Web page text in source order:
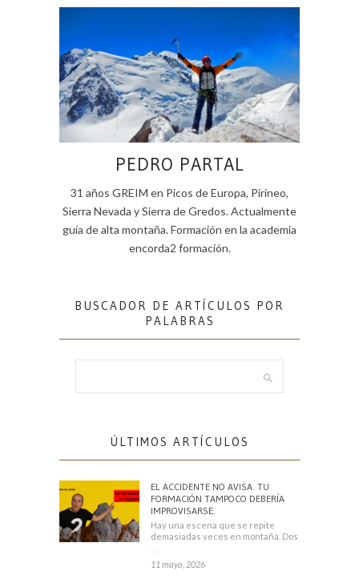
PEDRO PARTAL
31 años GREIM en Picos de Europa, Pirineo,
Sierra Nevada y Sierra de Gredos. Actualmente
guía de alta montaña. Formación en la academia
encorda2 formación.
BUSCADOR DE ARTÍCULOS POR
PALABRAS
ÚLTIMOS ARTÍCULOS
EL ACCIDENTE NO AVISA. TU
FORMACIÓN TAMPOCO DEBERÍA
IMPROVISARSE.
Hay una escena que se repite
demasiadas veces en montaña. Dos
11 mayo, 2026